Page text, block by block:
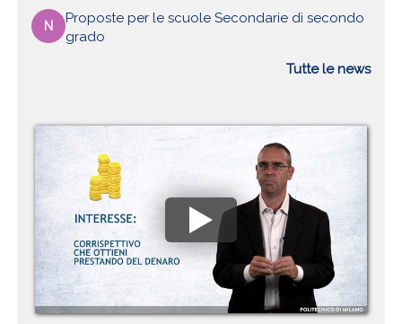
N
Proposte per le scuole Secondarie di secondo
grado
Tutte le news